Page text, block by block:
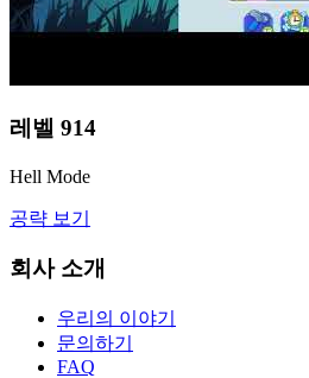
레벨 914
Hell Mode
공략 보기
회사 소개
우리의 이야기
문의하기
FAQ